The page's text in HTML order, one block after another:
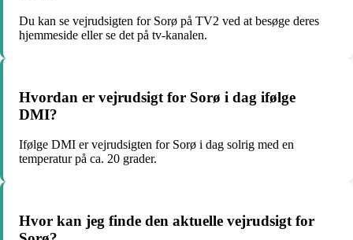
Du kan se vejrudsigten for Sorø på TV2 ved at besøge deres
hjemmeside eller se det på tv-kanalen.
Hvordan er vejrudsigt for Sorø i dag ifølge
DMI?
Ifølge DMI er vejrudsigten for Sorø i dag solrig med en
temperatur på ca. 20 grader.
Hvor kan jeg finde den aktuelle vejrudsigt for